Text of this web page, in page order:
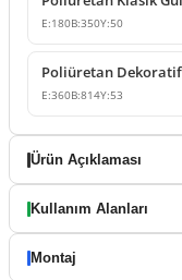
E:180B:350Y:50
E:360B:814Y:53
Ürün Açıklaması
Kullanım Alanları
Montaj